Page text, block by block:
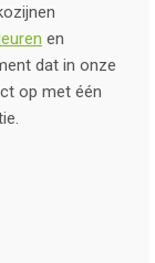
en
dat in onze
op met één